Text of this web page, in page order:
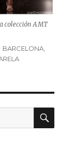
colección AMT
Etiquetas
BARCELONA